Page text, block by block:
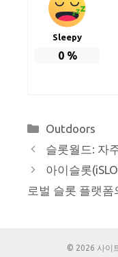
Sleepy
0%
Categories
Outdoors
슬롯월드: 자
아이슬롯
로벌 슬롯 플랫폼
© 2026 사이